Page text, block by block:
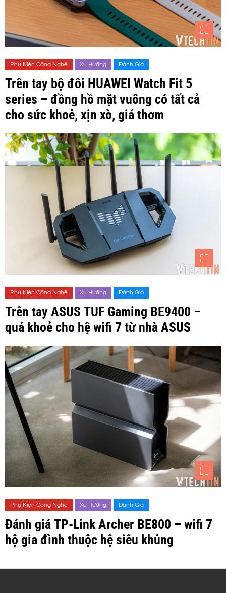
Phụ Kiện Công Nghệ Xu Hướng Đánh Giá
Trên tay bộ đôi HUAWEI Watch Fit 5
series – đồng hồ mặt vuông có tất cả
cho sức khoẻ, xịn xò, giá thơm
Phụ Kiện Công Nghệ Xu Hướng Đánh Giá
Trên tay ASUS TUF Gaming BE9400 –
quá khoẻ cho hệ wifi 7 từ nhà ASUS
Phụ Kiện Công Nghệ Xu Hướng Đánh Giá
Đánh giá TP-Link Archer BE800 – wifi 7
hộ gia đình thuộc hệ siêu khủng